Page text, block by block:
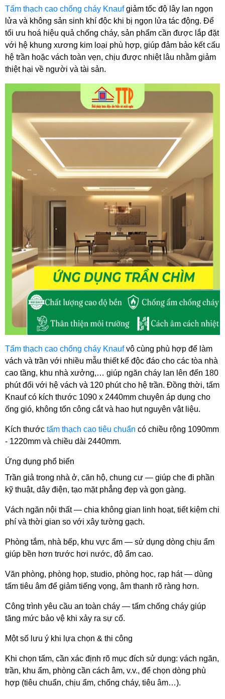
Tấm thạch cao chống cháy Knauf giảm tốc độ lây lan ngọn
lửa và không sản sinh khí độc khi bị ngọn lửa tác động. Để
tối ưu hoá hiệu quả chống cháy, sản phẩm cần được lắp đặt
với hệ khung xương kim loại phù hợp, giúp đảm bảo kết cấu
hệ trần hoặc vách toàn vẹn, chịu được nhiệt lâu nhằm giảm
thiệt hại về người và tài sản.
Tấm thạch cao chống cháy Knauf vô cùng phù hợp để làm
vách và trần với nhiều mẫu thiết kế độc đáo cho các tòa nhà
cao tầng, khu nhà xưởng,… giúp ngăn cháy lan lên đến 180
phút đối với hệ vách và 120 phút cho hệ trần. Đồng thời, tấm
Knauf có kích thước 1090 x 2440mm chuyên áp dụng cho
ống gió, không tốn công cắt và hao hụt nguyên vật liệu.
Kích thước tấm thạch cao tiêu chuẩn có chiều rộng 1090mm
- 1220mm và chiều dài 2440mm.
Ứng dụng phổ biến
Trần giả trong nhà ở, căn hộ, chung cư — giúp che đi phần
kỹ thuật, dây điện, tạo mặt phẳng đẹp và gọn gàng.
Vách ngăn nội thất — chia không gian linh hoạt, tiết kiệm chi
phí và thời gian so với xây tường gạch.
Phòng tắm, nhà bếp, khu vực ẩm — sử dụng dòng chịu ẩm
giúp bền hơn trước hơi nước, độ ẩm cao.
Văn phòng, phòng họp, studio, phòng học, rạp hát — dùng
tấm tiêu âm để giảm tiếng vọng, âm thanh rõ ràng hơn.
Công trình yêu cầu an toàn cháy — tấm chống cháy giúp
tăng mức bảo vệ khi xảy ra sự cố.
Một số lưu ý khi lựa chọn & thi công
Khi chọn tấm, cần xác định rõ mục đích sử dụng: vách ngăn,
trần, khu ẩm, phòng cần cách âm, v.v., để chọn dòng phù
hợp (tiêu chuẩn, chịu ẩm, chống cháy, tiêu âm…).